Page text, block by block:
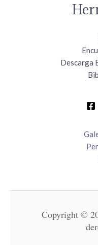
Descarga
Copyright ©